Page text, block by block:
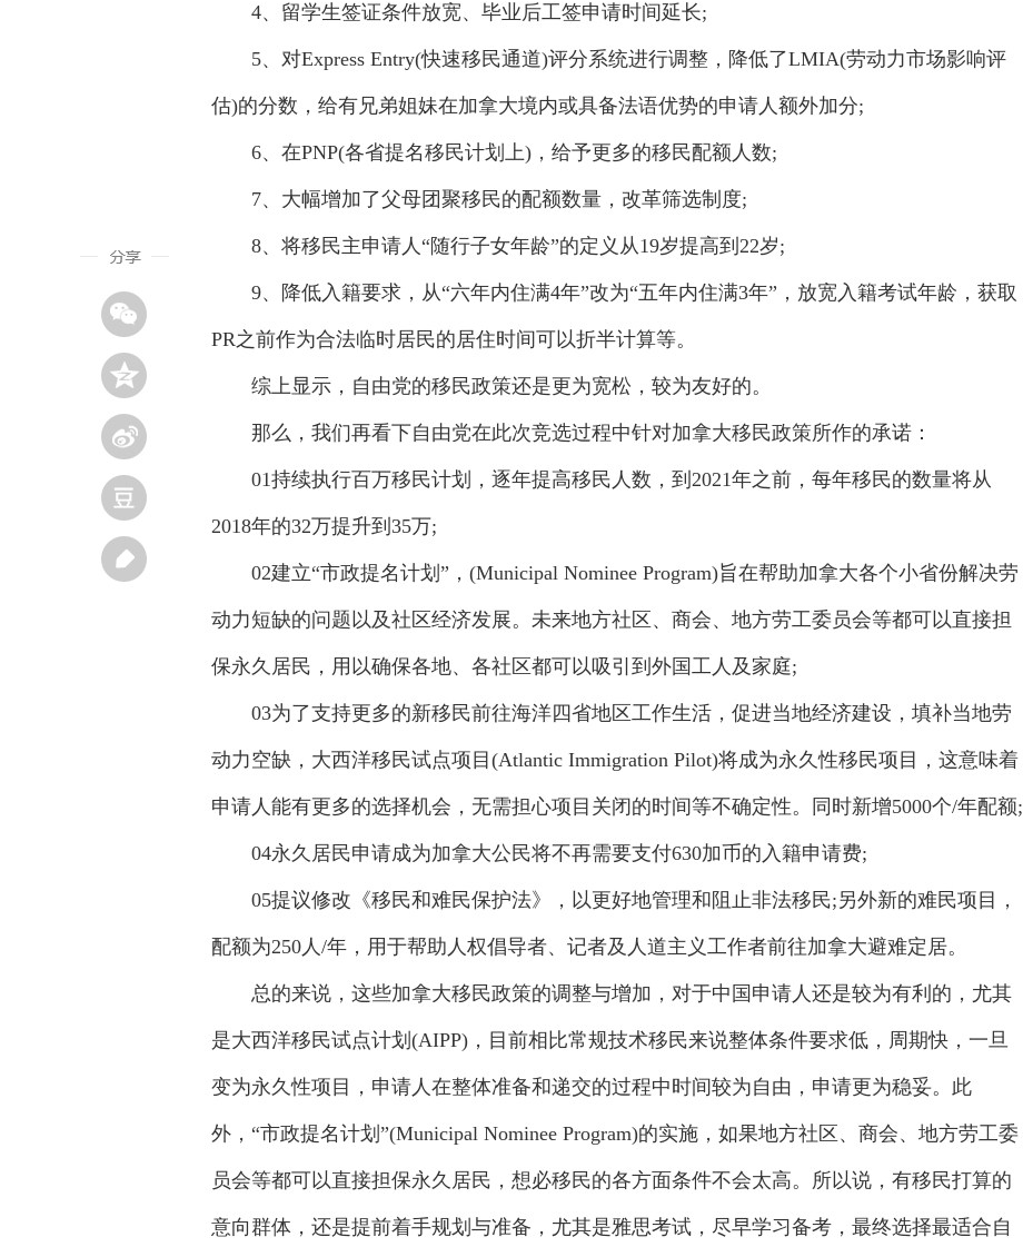
4、留学生签证条件放宽、毕业后工签申请时间延长;
5、对Express Entry(快速移民通道)评分系统进行调整，降低了LMIA(劳动力市场影响评
估)的分数，给有兄弟姐妹在加拿大境内或具备法语优势的申请人额外加分;
6、在PNP(各省提名移民计划上)，给予更多的移民配额人数;
7、大幅增加了父母团聚移民的配额数量，改革筛选制度;
8、将移民主申请人“随行子女年龄”的定义从19岁提高到22岁;
9、降低入籍要求，从“六年内住满4年”改为“五年内住满3年”，放宽入籍考试年龄，获取
PR之前作为合法临时居民的居住时间可以折半计算等。
综上显示，自由党的移民政策还是更为宽松，较为友好的。
那么，我们再看下自由党在此次竞选过程中针对加拿大移民政策所作的承诺：
01持续执行百万移民计划，逐年提高移民人数，到2021年之前，每年移民的数量将从
2018年的32万提升到35万;
02建立“市政提名计划”，(Municipal Nominee Program)旨在帮助加拿大各个小省份解决劳
动力短缺的问题以及社区经济发展。未来地方社区、商会、地方劳工委员会等都可以直接担
保永久居民，用以确保各地、各社区都可以吸引到外国工人及家庭;
03为了支持更多的新移民前往海洋四省地区工作生活，促进当地经济建设，填补当地劳
动力空缺，大西洋移民试点项目(Atlantic Immigration Pilot)将成为永久性移民项目，这意味着
申请人能有更多的选择机会，无需担心项目关闭的时间等不确定性。同时新增5000个/年配额;
04永久居民申请成为加拿大公民将不再需要支付630加币的入籍申请费;
05提议修改《移民和难民保护法》，以更好地管理和阻止非法移民;另外新的难民项目，
配额为250人/年，用于帮助人权倡导者、记者及人道主义工作者前往加拿大避难定居。
总的来说，这些加拿大移民政策的调整与增加，对于中国申请人还是较为有利的，尤其
是大西洋移民试点计划(AIPP)，目前相比常规技术移民来说整体条件要求低，周期快，一旦
变为永久性项目，申请人在整体准备和递交的过程中时间较为自由，申请更为稳妥。此
外，“市政提名计划”(Municipal Nominee Program)的实施，如果地方社区、商会、地方劳工委
员会等都可以直接担保永久居民，想必移民的各方面条件不会太高。所以说，有移民打算的
意向群体，还是提前着手规划与准备，尤其是雅思考试，尽早学习备考，最终选择最适合自